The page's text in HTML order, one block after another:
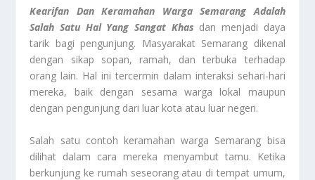
Kearifan Dan Keramahan Warga Semarang Adalah
Salah Satu Hal Yang Sangat Khas dan menjadi daya
tarik bagi pengunjung. Masyarakat Semarang dikenal
dengan sikap sopan, ramah, dan terbuka terhadap
orang lain. Hal ini tercermin dalam interaksi sehari-hari
mereka, baik dengan sesama warga lokal maupun
dengan pengunjung dari luar kota atau luar negeri.
Salah satu contoh keramahan warga Semarang bisa
dilihat dalam cara mereka menyambut tamu. Ketika
berkunjung ke rumah seseorang atau di tempat umum,